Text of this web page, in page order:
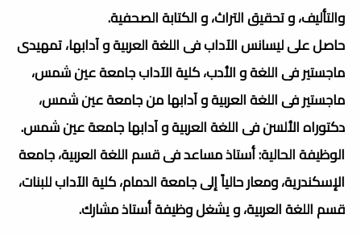
والتأليف، و تحقيق التراث، و الكتابة الصحفية.
حاصل على ليسانس الآداب فى اللغة العربية و آدابها، تمهيدى
ماجستير فى اللغة و الأدب، كلية الآداب جامعة عين شمس،
ماجستير فى اللغة العربية و آدابها من جامعة عين شمس،
دكتوراه الألسن فى اللغة العربية و آدابها جامعة عين شمس.
الوظيفة الحالية: أستاذ مساعد فى قسم اللغة العربية، جامعة
الإسكندرية، ومعار حالياً إلى جامعة الدمام، كلية الآداب للبنات،
قسم اللغة العربية، و يشغل وظيفة أستاذ مشارك.